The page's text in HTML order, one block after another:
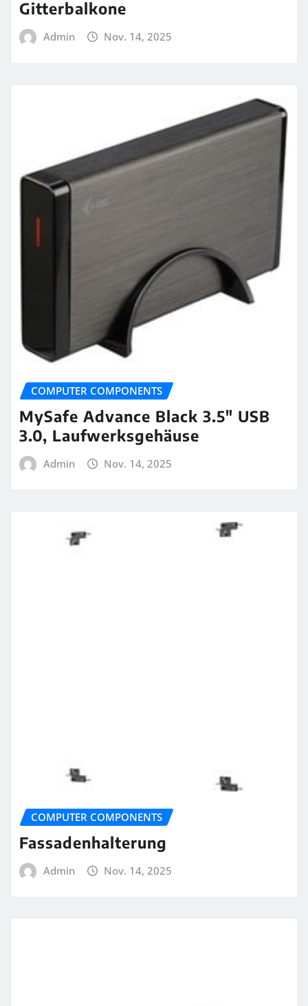
Gitterbalkone
Admin Nov. 14, 2025
COMPUTER COMPONENTS
MySafe Advance Black 3.5″ USB
3.0, Laufwerksgehäuse
Admin Nov. 14, 2025
COMPUTER COMPONENTS
Fassadenhalterung
Admin Nov. 14, 2025